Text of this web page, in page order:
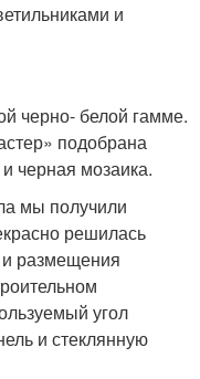
и
черно- белой гамме.
подобрана
черная мозаика.
мы получили
решилась
и размещения
угол
и стеклянную